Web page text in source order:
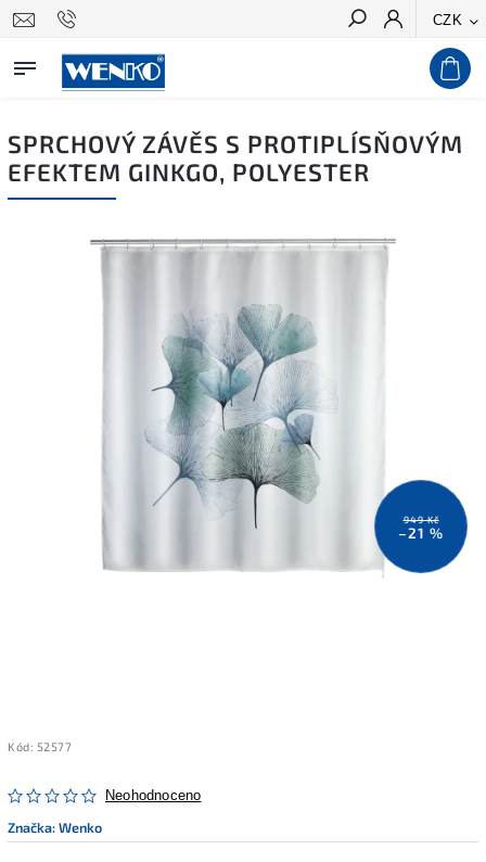
CZK
Hledat
SPRCHOVÝ ZÁVĚS S PROTIPLÍSŇOVÝM
EFEKTEM GINKGO, POLYESTER
949 Kč
–21 %
Kód: 52577
Neohodnoceno
Značka:Wenko